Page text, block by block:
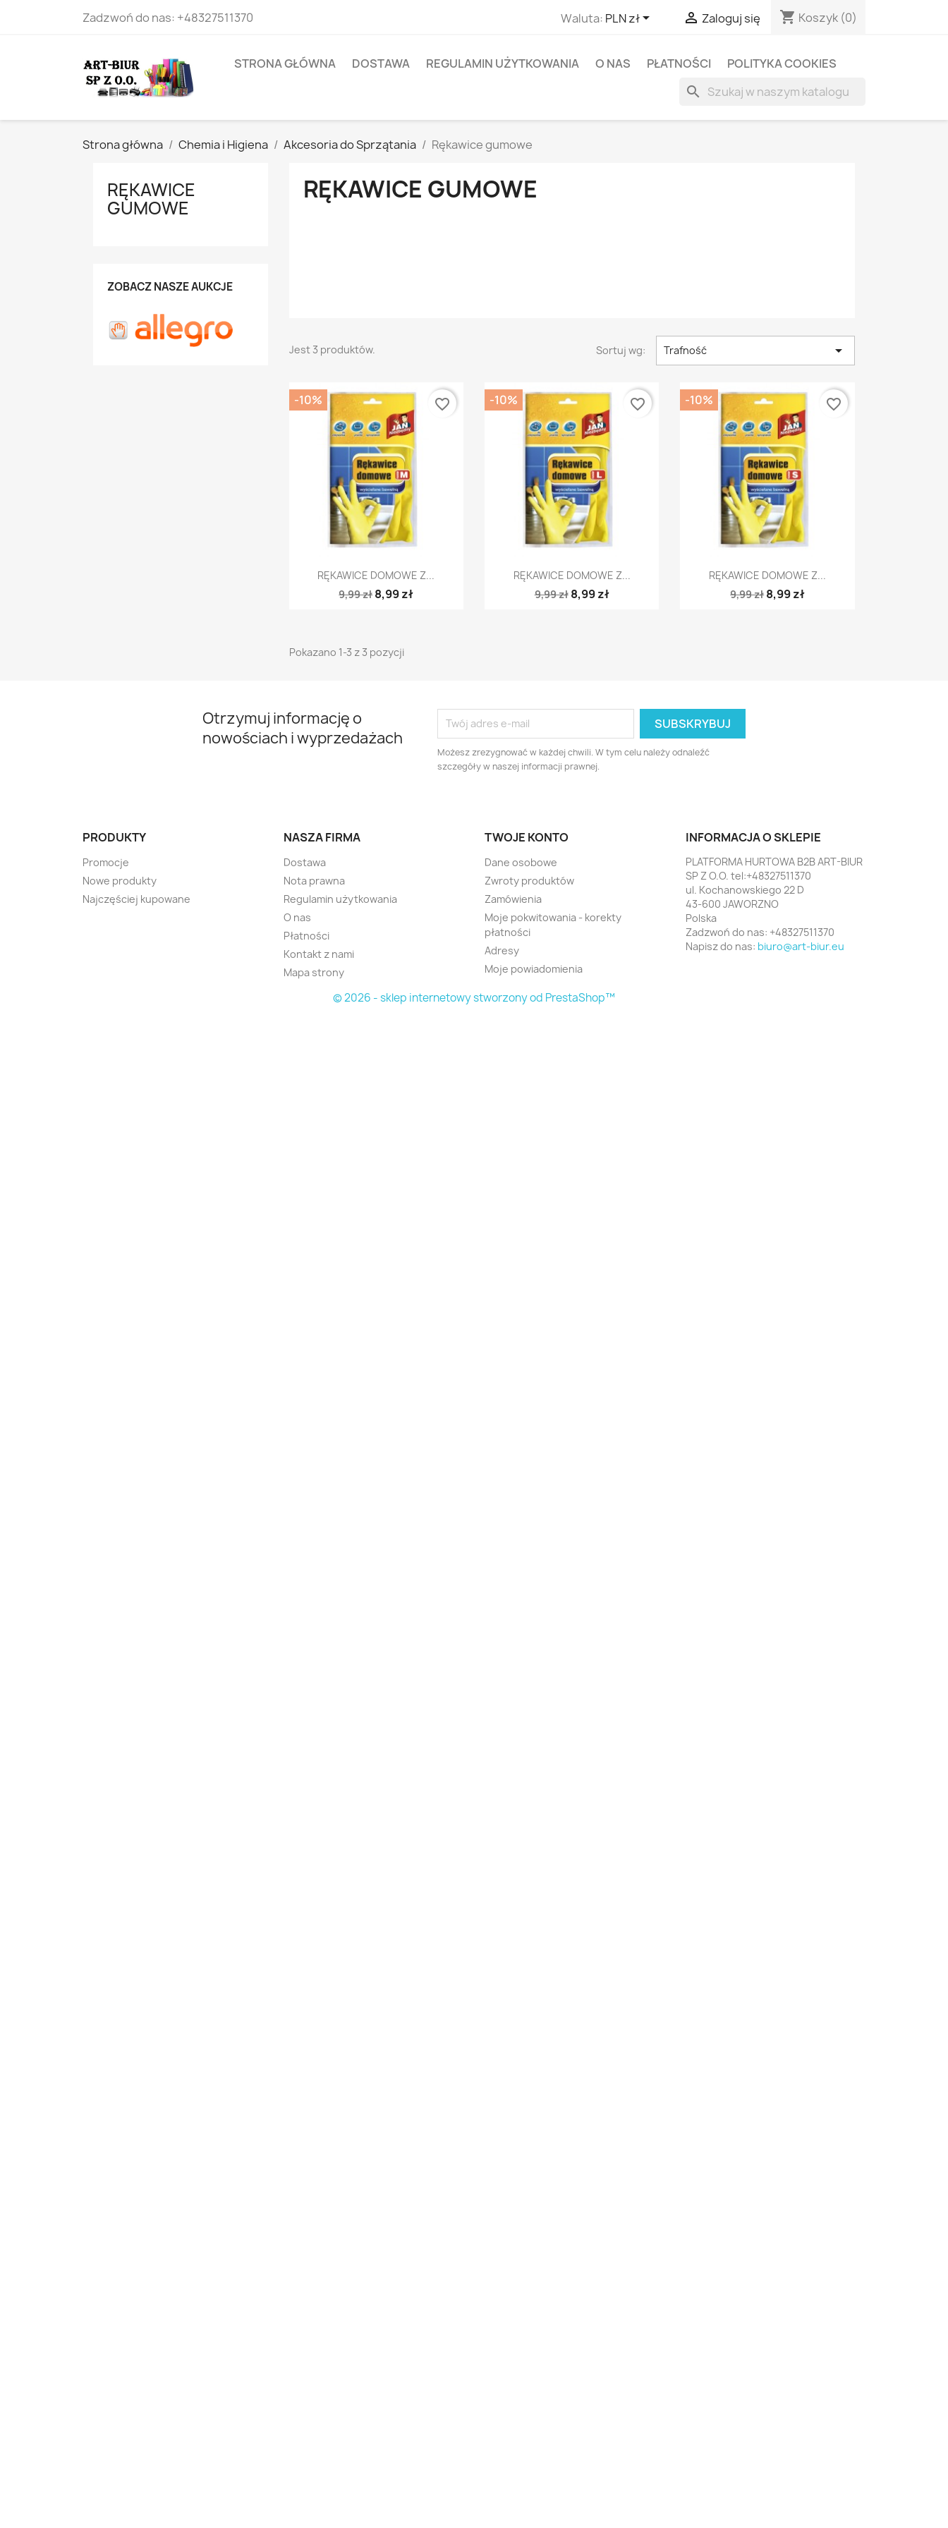
Zadzwoń do nas: +48327511370 Waluta: PLN zł  Zaloguj się shopping_cart Koszyk (0)
STRONA GŁÓWNA DOSTAWA REGULAMIN UŻYTKOWANIA O NAS PŁATNOŚCI POLITYKA COOKIES
search
Strona główna Chemia i Higiena Akcesoria do Sprzątania Rękawice gumowe
RĘKAWICE
GUMOWE
ZOBACZ NASZE AUKCJE
RĘKAWICE GUMOWE
Jest 3 produktów. Sortuj wg: Trafność 
Szybki podgląd
RĘKAWICE DOMOWE Z...
9,99 zł8,99 zł
-10% favorite_border
Szybki podgląd
RĘKAWICE DOMOWE Z...
9,99 zł 8,99 zł
-10% favorite_border
Szybki podgląd
RĘKAWICE DOMOWE Z...
9,99 zł8,99 zł
-10% favorite_border
Pokazano 1-3 z 3 pozycji
Otrzymuj informację o
nowościach i wyprzedażach
Możesz zrezygnować w każdej chwili. W tym celu należy odnaleźć
szczegóły w naszej informacji prawnej.
PRODUKTY
Promocje
Nowe produkty
Najczęściej kupowane
NASZA FIRMA
Dostawa
Nota prawna
Regulamin użytkowania
O nas
Płatności
Kontakt z nami
Mapa strony
TWOJE KONTO
Dane osobowe
Zwroty produktów
Zamówienia
Moje pokwitowania - korekty
płatności
Adresy
Moje powiadomienia
INFORMACJA O SKLEPIE
PLATFORMA HURTOWA B2B ART-BIUR
SP Z O.O. tel:+48327511370
ul. Kochanowskiego 22 D
43-600 JAWORZNO
Polska
Zadzwoń do nas: +48327511370
Napisz do nas: biuro@art-biur.eu
© 2026 - sklep internetowy stworzony od PrestaShop™